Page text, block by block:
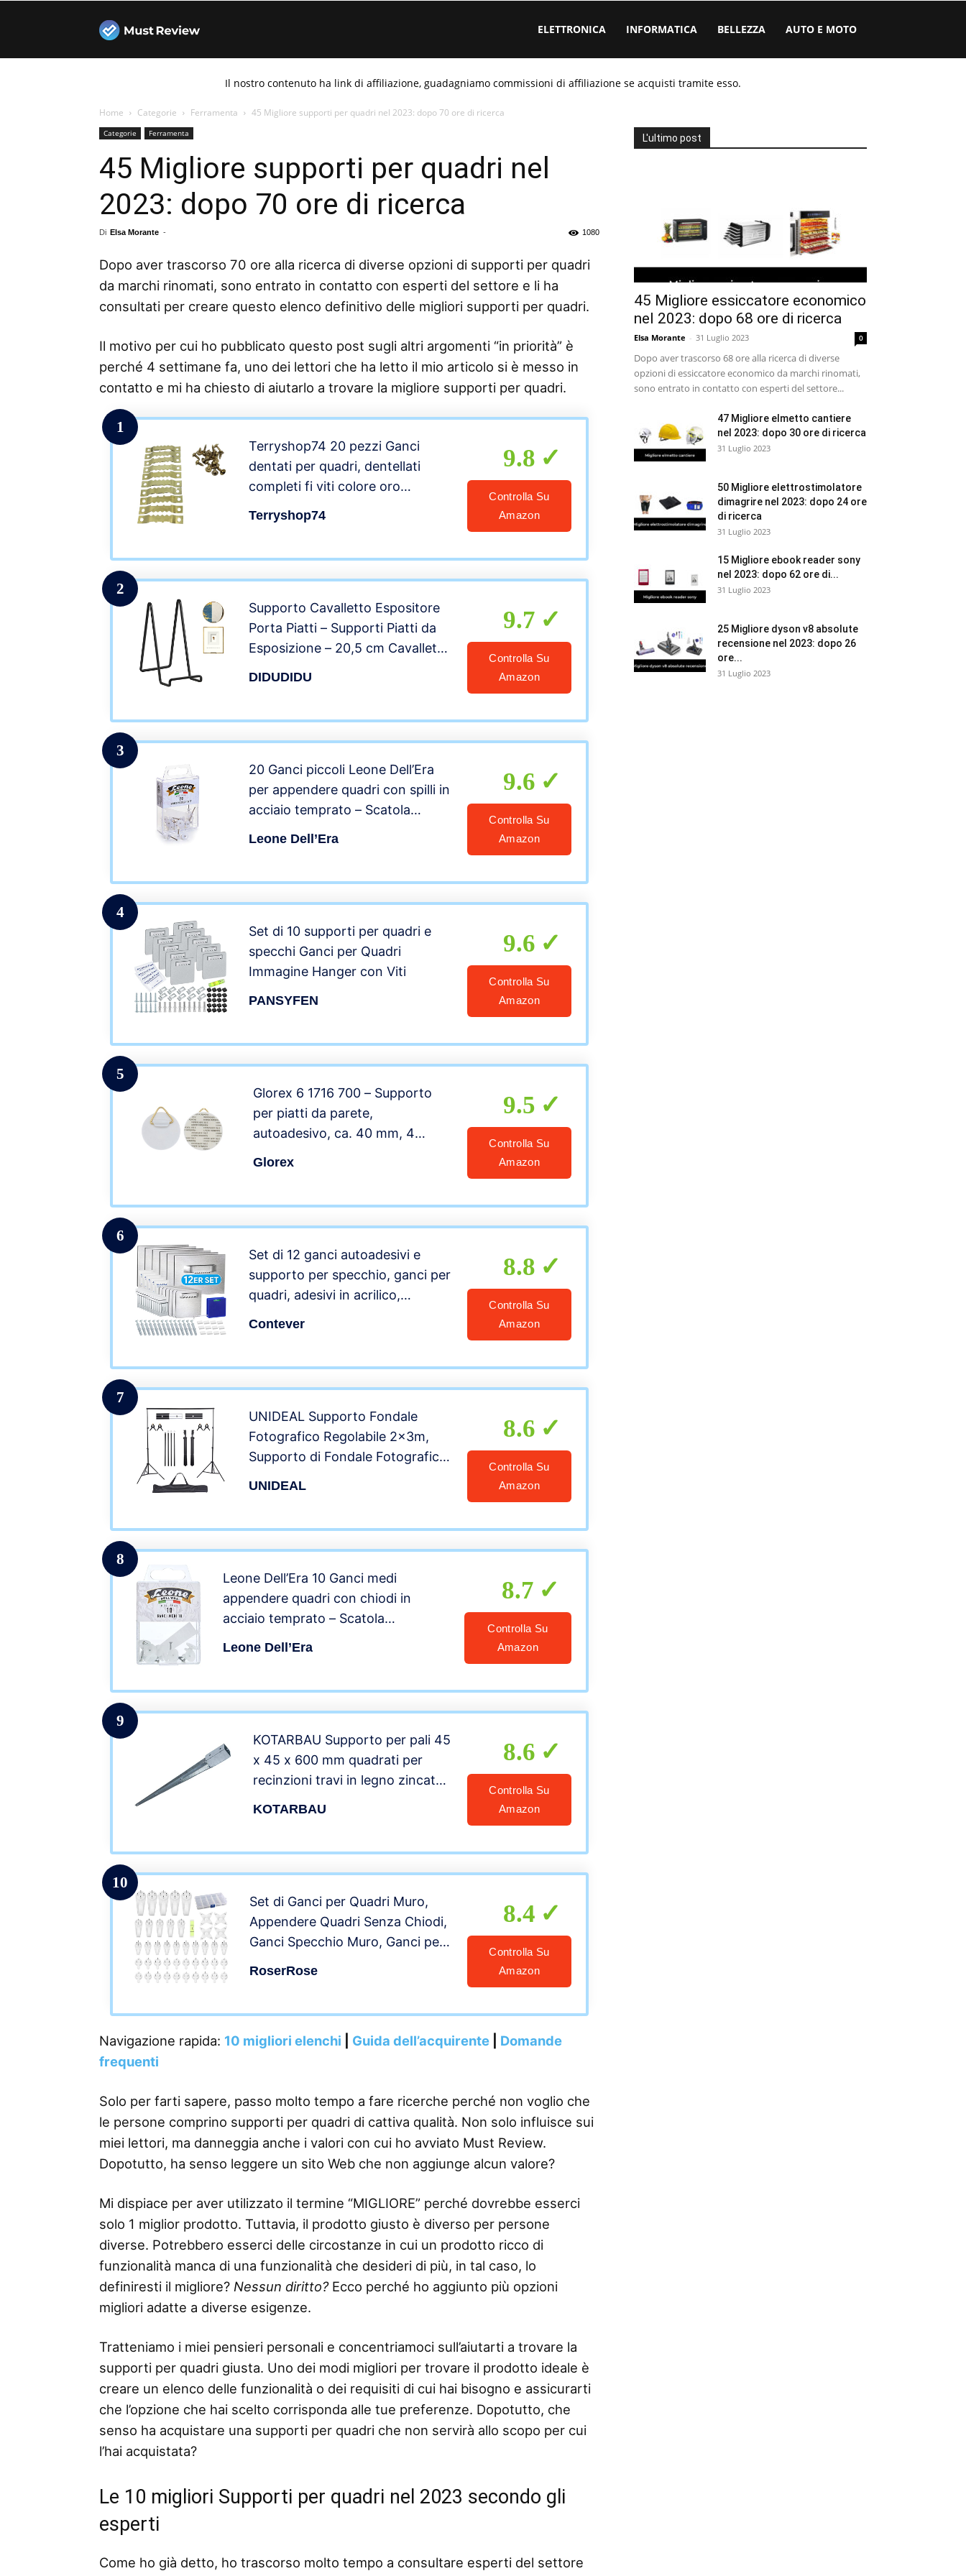
Must
Review
ELETTRONICA INFORMATICA BELLEZZA AUTO E MOTO
Il nostro contenuto ha link di affiliazione, guadagniamo commissioni di affiliazione se acquisti tramite esso.
Home Categorie Ferramenta 45 Migliore supporti per quadri nel 2023: dopo 70 ore di ricerca
Categorie Ferramenta
45 Migliore supporti per quadri nel
2023: dopo 70 ore di ricerca
Di Elsa Morante - 1080
Dopo aver trascorso 70 ore alla ricerca di diverse opzioni di supporti per quadri
da marchi rinomati, sono entrato in contatto con esperti del settore e li ha
consultati per creare questo elenco definitivo delle migliori supporti per quadri.
Il motivo per cui ho pubblicato questo post sugli altri argomenti “in priorità” è
perché 4 settimane fa, uno dei lettori che ha letto il mio articolo si è messo in
contatto e mi ha chiesto di aiutarlo a trovare la migliore supporti per quadri.
1
Terryshop74 20 pezzi Ganci
dentati per quadri, dentellati
completi fi viti colore oro
dietro euadri
Terryshop74
9.8
Controlla Su
Amazon
2
Supporto Cavalletto Espositore
Porta Piatti – Supporti Piatti da
Esposizione – 20,5 cm Cavalletti
DIDUDIDU
9.7
Controlla Su
Amazon
3
20 Ganci piccoli Leone Dell’Era
per appendere quadri con spilli in
acciaio temprato – Scatola
Leone Dell’Era
9.6
Controlla Su
Amazon
4
Set di 10 supporti per quadri e
specchi Ganci per Quadri
Immagine Hanger con Viti
PANSYFEN
9.6
Controlla Su
Amazon
5
Glorex 6 1716 700 – Supporto
per piatti da parete,
autoadesivo, ca. 40 mm, 4
Glorex
9.5
Controlla Su
Amazon
6
Set di 12 ganci autoadesivi e
supporto per specchio, ganci per
quadri, adesivi in acrilico,
Contever
8.8
Controlla Su
Amazon
7
UNIDEAL Supporto Fondale
Fotografico Regolabile 2x3m,
Supporto di Fondale Fotografico,
UNIDEAL
8.6
Controlla Su
Amazon
8
Leone Dell’Era 10 Ganci medi
appendere quadri con chiodi in
acciaio temprato – Scatola
Leone Dell’Era
8.7
Controlla Su
Amazon
9
KOTARBAU Supporto per pali 45
x 45 x 600 mm quadrati per
recinzioni travi in legno zincato
KOTARBAU
8.6
Controlla Su
Amazon
10
Set di Ganci per Quadri Muro,
Appendere Quadri Senza Chiodi,
Ganci Specchio Muro, Ganci per
RoserRose
8.4
Controlla Su
Amazon
Navigazione rapida: 10 migliori elenchi Guida dell’acquirente
Domande
frequenti
Solo per farti sapere, passo molto tempo a fare ricerche perché non voglio che
le persone comprino supporti per quadri di cattiva qualità. Non solo influisce sui
miei lettori, ma danneggia anche i valori con cui ho avviato Must Review.
Dopotutto, ha senso leggere un sito Web che non aggiunge alcun valore?
Mi dispiace per aver utilizzato il termine “MIGLIORE” perché dovrebbe esserci
solo 1 miglior prodotto. Tuttavia, il prodotto giusto è diverso per persone
diverse. Potrebbero esserci delle circostanze in cui un prodotto ricco di
funzionalità manca di una funzionalità che desideri di più, in tal caso, lo
definiresti il ​​migliore? Nessun diritto?Ecco perché ho aggiunto più opzioni
migliori adatte a diverse esigenze.
Tratteniamo i miei pensieri personali e concentriamoci sull’aiutarti a trovare la
supporti per quadri giusta. Uno dei modi migliori per trovare il prodotto ideale è
creare un elenco delle funzionalità o dei requisiti di cui hai bisogno e assicurarti
che l’opzione che hai scelto corrisponda alle tue preferenze. Dopotutto, che
senso ha acquistare una supporti per quadri che non servirà allo scopo per cui
l’hai acquistata?
Le 10 migliori Supporti per quadri nel 2023 secondo gli
esperti
Come ho già detto, ho trascorso molto tempo a consultare esperti del settore
L'ultimo post
45 Migliore essiccatore economico
nel 2023: dopo 68 ore di ricerca
Elsa Morante - 31 Luglio 2023 0
Dopo aver trascorso 68 ore alla ricerca di diverse
opzioni di essiccatore economico da marchi rinomati,
sono entrato in contatto con esperti del settore...
47 Migliore elmetto cantiere
nel 2023: dopo 30 ore di ricerca
31 Luglio 2023
50 Migliore elettrostimolatore
dimagrire nel 2023: dopo 24 ore
di ricerca
31 Luglio 2023
15 Migliore ebook reader sony
nel 2023: dopo 62 ore di...
31 Luglio 2023
25 Migliore dyson v8 absolute
recensione nel 2023: dopo 26
ore...
31 Luglio 2023